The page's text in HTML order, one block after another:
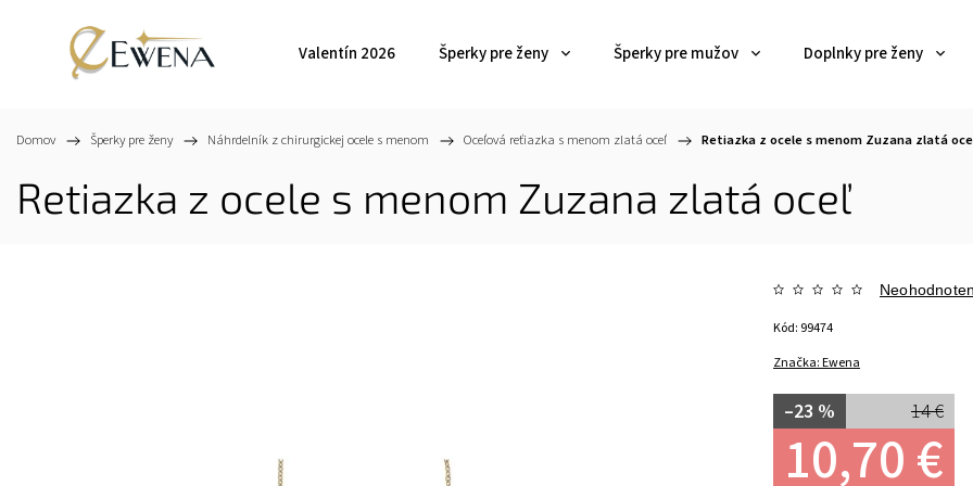
Valentín 2026 Šperky pre ženy Šperky pre mužov Doplnky pre ženy
Domov / Šperky pre ženy / Náhrdelník z chirurgickej ocele s menom / Oceľová reťiazka s menom zlatá oceľ / Retiazka z ocele s menom Zuzana zlatá
Retiazka z ocele s menom Zuzana zlatá oceľ
Značka:Ewena
14 €
–23 %
10,70 €
Kód: 99474